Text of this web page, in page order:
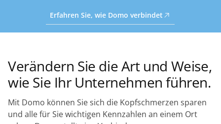
Erfahren Sie, wie Domo verbindet
Verändern Sie die Art und Weise,
wie Sie Ihr Unternehmen führen.
Mit Domo können Sie sich die Kopfschmerzen sparen
und alle für Sie wichtigen Kennzahlen an einem Ort